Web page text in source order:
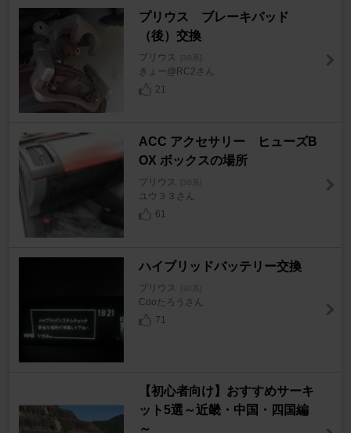
プリウス ブレーキパッド
（後）交換
プリウス [30系]
きょー@RC2さん
21
ACC アクセサリー ヒューズB
OX ボックスの場所
プリウス [30系]
ユウ３３さん
61
ハイブリッドバッテリー交換
プリウス [30系]
Cooたろうさん
71
【初心者向け】おすすめサーキ
ット5選～近畿・中国・四国編
～